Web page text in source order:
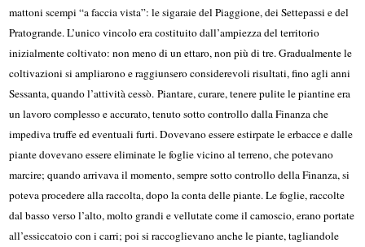
mattoni scempi “a faccia vista”: le sigaraie del Piaggione, dei Settepassi e del
Pratogrande. L’unico vincolo era costituito dall’ampiezza del territorio
inizialmente coltivato: non meno di un ettaro, non più di tre. Gradualmente le
coltivazioni si ampliarono e raggiunsero considerevoli risultati, fino agli anni
Sessanta, quando l’attività cessò. Piantare, curare, tenere pulite le piantine era
un lavoro complesso e accurato, tenuto sotto controllo dalla Finanza che
impediva truffe ed eventuali furti. Dovevano essere estirpate le erbacce e dalle
piante dovevano essere eliminate le foglie vicino al terreno, che potevano
marcire; quando arrivava il momento, sempre sotto controllo della Finanza, si
poteva procedere alla raccolta, dopo la conta delle piante. Le foglie, raccolte
dal basso verso l’alto, molto grandi e vellutate come il camoscio, erano portate
all’essiccatoio con i carri; poi si raccoglievano anche le piante, tagliandole